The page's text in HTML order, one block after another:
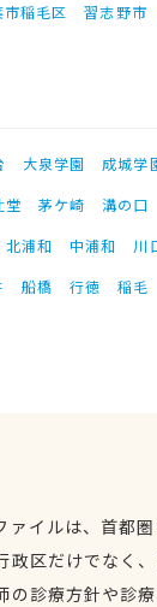
市稲毛区 習志野市
大泉学園 成城学
堂 茅ケ崎
溝の口
北浦和 中浦和
川
船橋 行徳 稲毛
ァイルは、首都
政区だけでなく
の診療方針や診